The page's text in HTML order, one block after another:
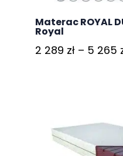
Materac ROYAL
Royal
2 289 zł – 5 265